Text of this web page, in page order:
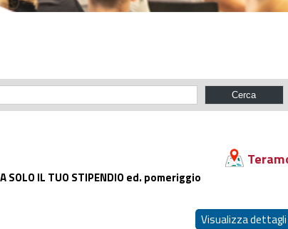
SOLO IL TUO STIPENDIO ed. pomeriggio
Visualizza dettagli